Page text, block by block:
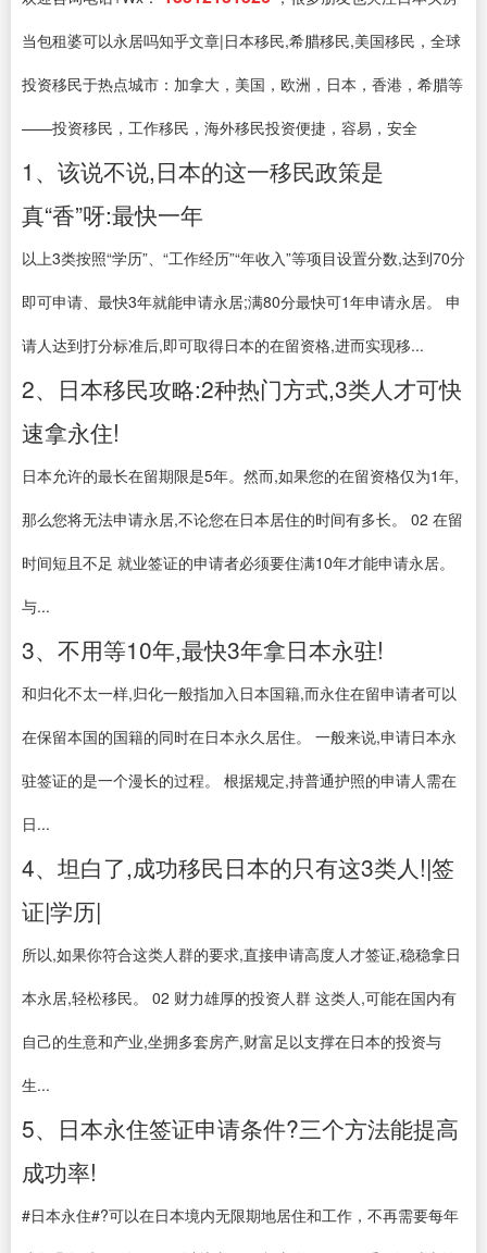
当包租婆可以永居吗知乎文章|日本移民,希腊移民,美国移民，全球
投资移民于热点城市：加拿大，美国，欧洲，日本，香港，希腊等
——投资移民，工作移民，海外移民投资便捷，容易，安全
1、该说不说,日本的这一移民政策是
真“香”呀:最快一年
以上3类按照“学历”、“工作经历”“年收入”等项目设置分数,达到70分
即可申请、最快3年就能申请永居;满80分最快可1年申请永居。 申
请人达到打分标准后,即可取得日本的在留资格,进而实现移...
2、日本移民攻略:2种热门方式,3类人才可快
速拿永住!
日本允许的最长在留期限是5年。然而,如果您的在留资格仅为1年,
那么您将无法申请永居,不论您在日本居住的时间有多长。 02 在留
时间短且不足 就业签证的申请者必须要住满10年才能申请永居。
与...
3、不用等10年,最快3年拿日本永驻!
和归化不太一样,归化一般指加入日本国籍,而永住在留申请者可以
在保留本国的国籍的同时在日本永久居住。 一般来说,申请日本永
驻签证的是一个漫长的过程。 根据规定,持普通护照的申请人需在
日...
4、坦白了,成功移民日本的只有这3类人!|签
证|学历|
所以,如果你符合这类人群的要求,直接申请高度人才签证,稳稳拿日
本永居,轻松移民。 02 财力雄厚的投资人群 这类人,可能在国内有
自己的生意和产业,坐拥多套房产,财富足以支撑在日本的投资与
生...
5、日本永住签证申请条件?三个方法能提高
成功率!
#日本永住#?可以在日本境内无限期地居住和工作，不再需要每年